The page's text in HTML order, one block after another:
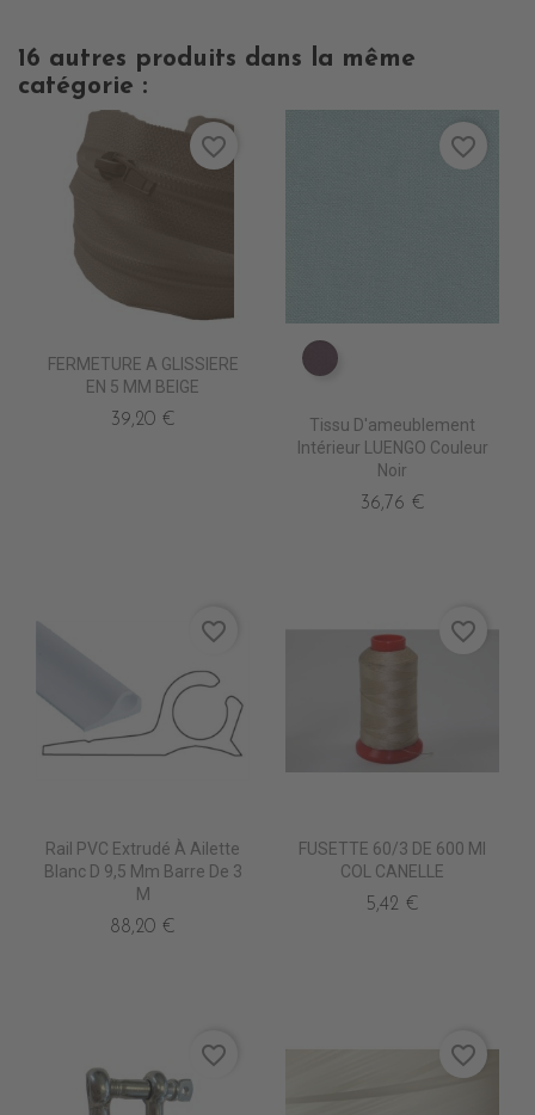
16 autres produits dans la même
catégorie :
FERMETURE A GLISSIERE
EN 5 MM BEIGE
39,20 €
favorite_border
TA5210 AUBERGINE
Tissu D'ameublement
Intérieur LUENGO Couleur
Noir
36,76 €
favorite_border
Rail PVC Extrudé À Ailette
Blanc D 9,5 Mm Barre De 3
M
88,20 €
favorite_border
FUSETTE 60/3 DE 600 Ml
COL CANELLE
5,42 €
favorite_border
favorite_border favorite_border